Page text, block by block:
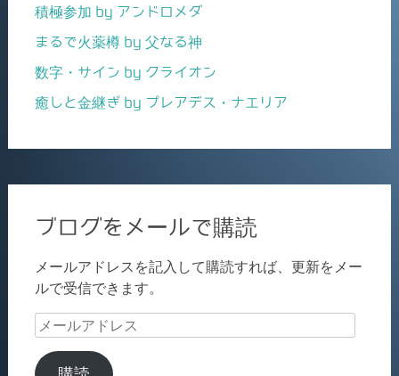
積極参加 by アンドロメダ
まるで火薬樽 by 父なる神
数字・サイン by クライオン
癒しと金継ぎ by プレアデス・ナエリア
ブログをメールで購読
メールアドレスを記入して購読すれば、更新をメー
ルで受信できます。
メ
ル